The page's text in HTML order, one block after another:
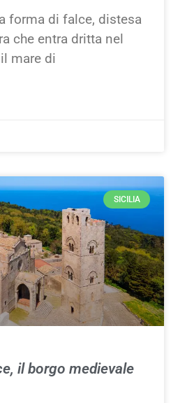
forma di falce, distesa
che entra dritta nel
mare di
SICILIA
il borgo medievale